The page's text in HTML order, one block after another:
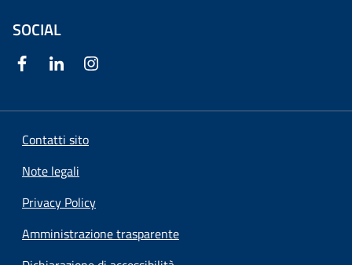
SOCIAL
Contatti sito
Note legali
Privacy Policy
Amministrazione trasparente